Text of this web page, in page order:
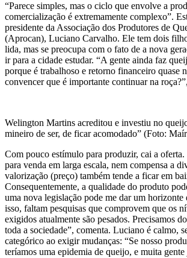
“Parece simples, mas o ciclo que envolve a
comercialização é extremamente complexo”.
presidente da Associação dos Produtores de
(Aprocan), Luciano Carvalho. Ele tem dois
lida, mas se preocupa com o fato de a nova
ir para a cidade estudar. “A gente ainda faz
porque é trabalhoso e retorno financeiro quase
convencer que é importante continuar na
Welington Martins acreditou e investiu no
mineiro de ser, de ficar acomodado” (Foto:
Com pouco estímulo para produzir, cai a
para venda em larga escala, nem compensa a
valorização (preço) também tende a ficar em
Consequentemente, a qualidade do produto
uma nova legislação pode me dar um horizonte
isso, faltam pesquisas que comprovem que os
exigidos atualmente são pesados. Precisamos
toda a sociedade”, comenta. Luciano é calmo,
categórico ao exigir mudanças: “Se nosso
teríamos uma epidemia de queijo, e muita